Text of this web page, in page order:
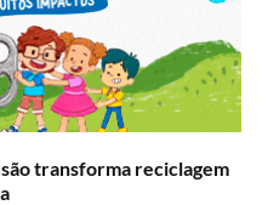
transforma reciclagem